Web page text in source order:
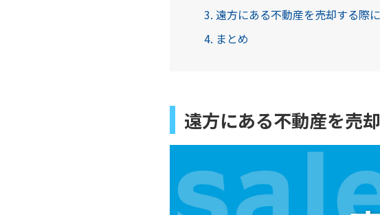
3. 遠方にある不動産を売却する際
4. まとめ
遠方にある不動産を売